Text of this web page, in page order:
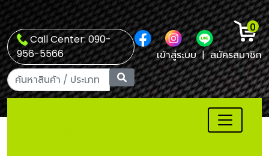
Call Center: 090-
956-5566
0
เข้าสู่ระบบ | สมัครสมาชิก